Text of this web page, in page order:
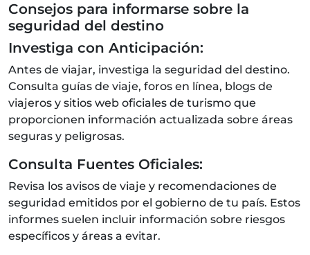
Consejos para informarse sobre la
seguridad del destino
Investiga con Anticipación:
Antes de viajar, investiga la seguridad del destino.
Consulta guías de viaje, foros en línea, blogs de
viajeros y sitios web oficiales de turismo que
proporcionen información actualizada sobre áreas
seguras y peligrosas.
Consulta Fuentes Oficiales:
Revisa los avisos de viaje y recomendaciones de
seguridad emitidos por el gobierno de tu país. Estos
informes suelen incluir información sobre riesgos
específicos y áreas a evitar.